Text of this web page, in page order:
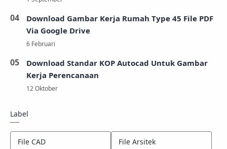
Download Gambar Kerja Rumah Type 45 File PDF
Via Google Drive
Download Standar KOP Autocad Untuk Gambar
Kerja Perencanaan
Label
File CAD File Arsitek